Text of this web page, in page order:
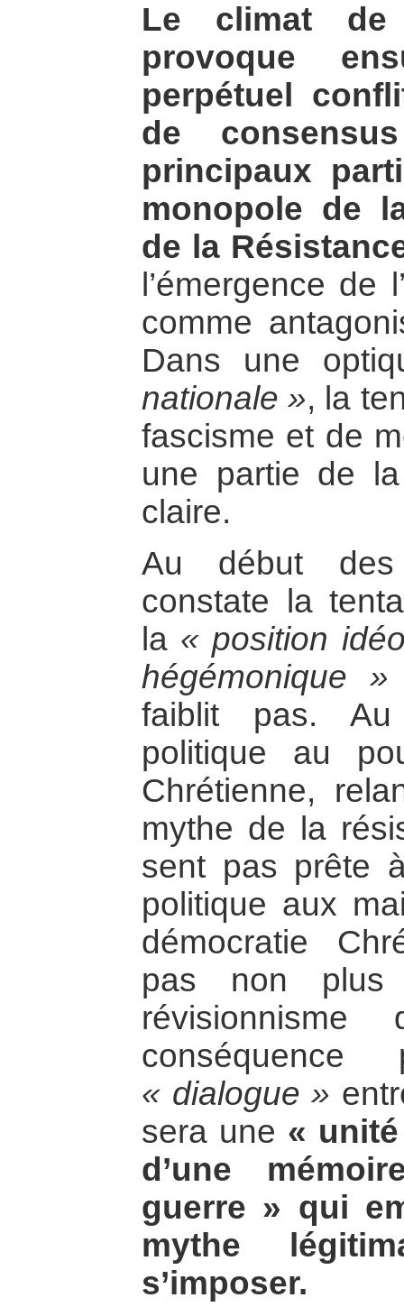
Le climat de
provoque
perpétuel
de
principaux
monopole de
de la
l’émergence de
comme
Dans une
nationale », la
fascisme et de
une partie de
claire.
Au début
constate la
la « position
hégémonique »
faiblit pas.
politique au
Chrétienne,
mythe de la
sent pas prête
politique aux
démocratie
pas non
« dialogue »
sera une «
d’une
guerre » qui
mythe
s’imposer.